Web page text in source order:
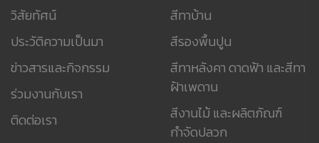
วิสัยทัศน์
ประวัติความเป็นมา
ข่าวสารและกิจกรรม
ร่วมงานกับเรา
ติดต่อเรา
สีทาบ้าน
สีรองพื้นปูน
สีทาหลังคา ดาดฟ้า และสีทา
ฝ้าเพดาน
สีงานไม้ และผลิตภัณฑ์
กำจัดปลวก